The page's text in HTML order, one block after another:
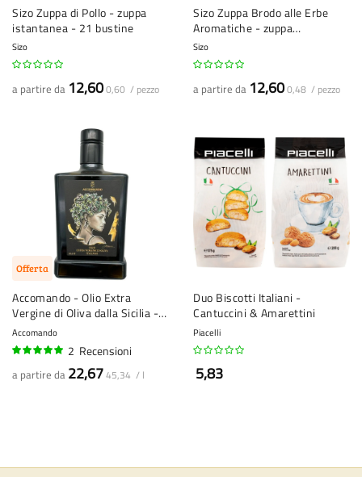
Sizo Zuppa di Pollo - zuppa
istantanea - 21 bustine
Sizo
a partire da 12,600,60 / pezzo
Sizo Zuppa Brodo alle Erbe
Aromatiche - zuppa
istantanea - 26 bustine
Sizo
a partire da 12,600,48 / pezzo
Offerta
Accomando - Olio Extra
Vergine di Oliva dalla Sicilia -
500 ml
Accomando
2 Recensioni
a partire da 22,6745,34 / l
Duo Biscotti Italiani -
Cantuccini & Amarettini
Piacelli
5,83